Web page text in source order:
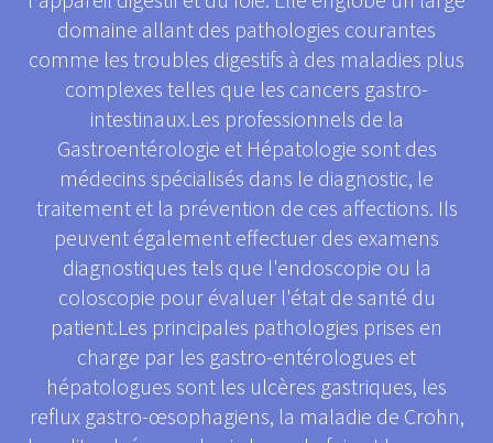
domaine allant des pathologies courantes
comme les troubles digestifs à des maladies plus
complexes telles que les cancers gastro-
intestinaux.Les professionnels de la
Gastroentérologie et Hépatologie sont des
médecins spécialisés dans le diagnostic, le
traitement et la prévention de ces affections. Ils
peuvent également effectuer des examens
diagnostiques tels que l'endoscopie ou la
coloscopie pour évaluer l'état de santé du
patient.Les principales pathologies prises en
charge par les gastro-entérologues et
hépatologues sont les ulcères gastriques, les
reflux gastro-œsophagiens, la maladie de Crohn,